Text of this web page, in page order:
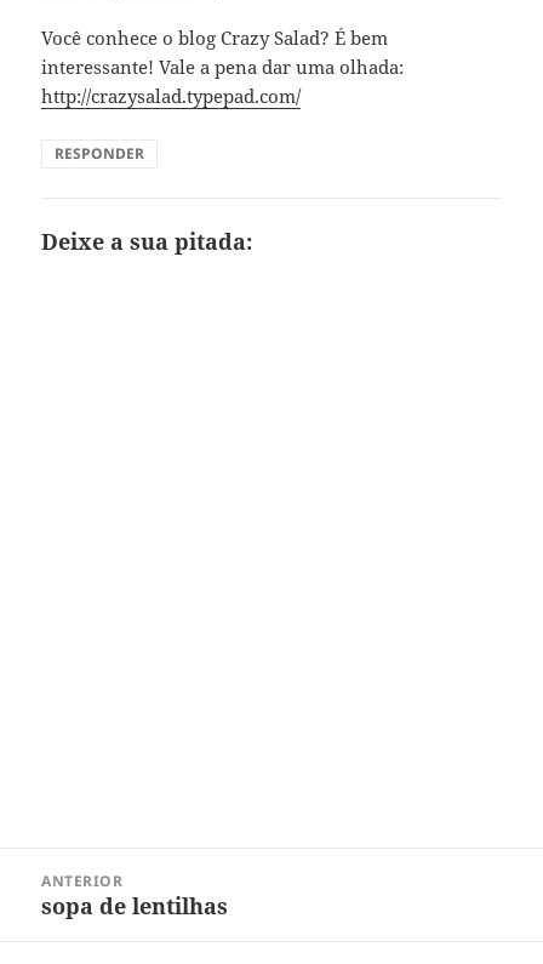
Você conhece o blog Crazy Salad? É bem
interessante! Vale a pena dar uma olhada:
http://crazysalad.typepad.com/
RESPONDER
Deixe a sua pitada:
ANTERIOR
Post
sopa de lentilhas